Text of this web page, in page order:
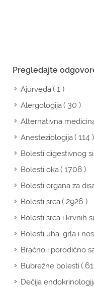
Pregledajte
Ajurveda( 1 )
Alergologija( 30 )
Alternativna
Anesteziologija( 114 )
Bolesti digestivnog
Bolesti oka( 1708 )
Bolesti organa za
Bolesti srca( 2926 )
Bolesti srca i krvnih
Bolesti uha, grla i
Bračno i porodično
Bubrežne bolesti(
Dečija